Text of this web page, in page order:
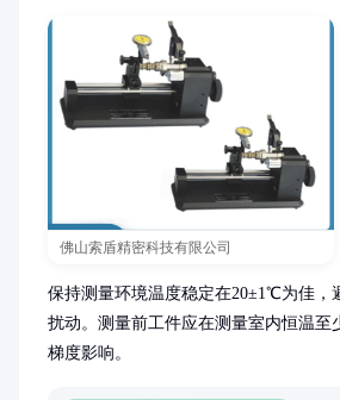
佛山索盾精密科技有限公司
保持测量环境温度稳定在20±1℃为佳，
扰动。测量前工件应在测量室内恒温至
梯度影响。